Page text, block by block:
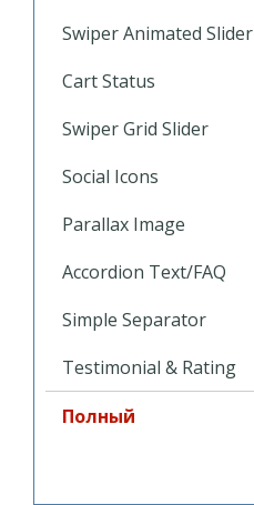
Swiper Animated Slider
Cart Status
Swiper Grid Slider
Social Icons
Parallax Image
Accordion Text/FAQ
Simple Separator
Testimonial & Rating
Полный